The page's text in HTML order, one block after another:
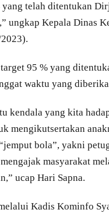
telah ditentukan
ungkap Kepala Dinas
95 % yang
waktu yang
kendala yang kita
mengikutsertakan
bola”, yakni
masyarakat
ucap Hari Sapna.
Kadis Kominfo